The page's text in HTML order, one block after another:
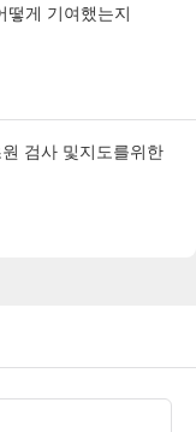
떻게 기여했는지
검사 및지도를위한